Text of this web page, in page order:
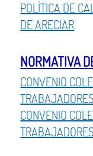
POLÍTICA DE
DE ARECIAR
NORMATIVA
CONVENIO
CONVENIO